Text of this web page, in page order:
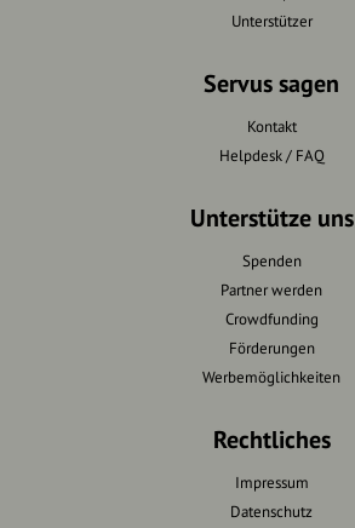
Unterstützer
Servus sagen
Kontakt
Helpdesk / FAQ
Unterstütze uns
Spenden
Partner werden
Crowdfunding
Förderungen
Werbemöglichkeiten
Rechtliches
Impressum
Datenschutz